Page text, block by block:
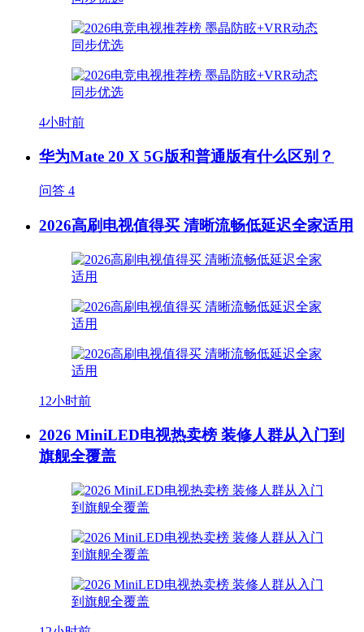
4小时前
华为Mate 20 X 5G版和普通版有什么区别？
问答 4
2026高刷电视值得买 清晰流畅低延迟全家适用
12小时前
2026 MiniLED电视热卖榜 装修人群从入门到
旗舰全覆盖